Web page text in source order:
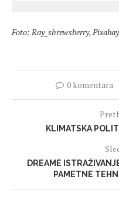
Foto: Ray_shrewsberry, Pixabay
0 komentara
KLIMATSKA
DREAME
PAMETNE